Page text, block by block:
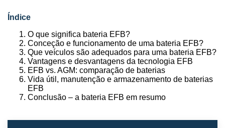
Índice
O que significa bateria EFB?
Conceção e funcionamento de uma bateria EFB?
Que veículos são adequados para uma bateria EFB?
Vantagens e desvantagens da tecnologia EFB
EFB vs. AGM: comparação de baterias
Vida útil, manutenção e armazenamento de baterias
EFB
Conclusão – a bateria EFB em resumo